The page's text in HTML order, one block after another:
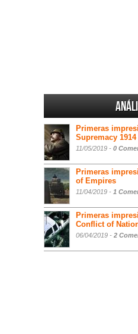
Primeras
Supremacy 1914
11/05/2019 - 0
Primeras
of Empires
11/04/2019 - 1
Primeras
Conflict of
06/04/2019 - 2